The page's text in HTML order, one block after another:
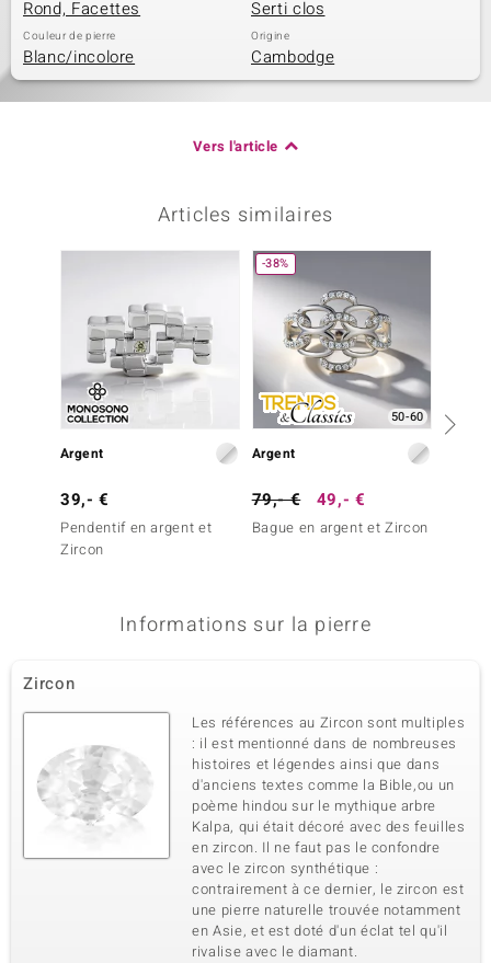
Rond, Facettes Serti clos
Couleur de pierre
Blanc/incolore
Origine
Cambodge
Vers l'article
Articles similaires
Argent
39,- €
Pendentif en argent et
Zircon
-38%
50-60
Argent
79,- € 49,- €
Bague en argent et Zircon
Informations sur la pierre
Zircon
Les références au Zircon sont multiples
: il est mentionné dans de nombreuses
histoires et légendes ainsi que dans
d'anciens textes comme la Bible,ou un
poème hindou sur le mythique arbre
Kalpa, qui était décoré avec des feuilles
en zircon. Il ne faut pas le confondre
avec le zircon synthétique :
contrairement à ce dernier, le zircon est
une pierre naturelle trouvée notamment
en Asie, et est doté d'un éclat tel qu'il
rivalise avec le diamant.